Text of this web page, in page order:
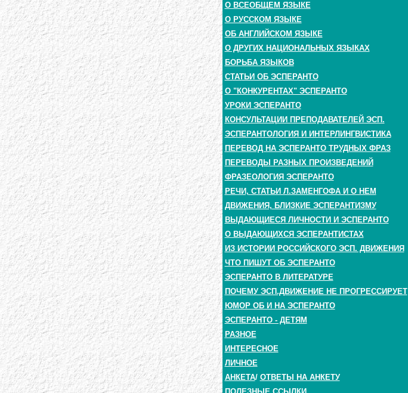
О ВСЕОБЩЕМ ЯЗЫКЕ
О РУССКОМ ЯЗЫКЕ
ОБ АНГЛИЙСКОМ ЯЗЫКЕ
О ДРУГИХ НАЦИОНАЛЬНЫХ ЯЗЫКАХ
БОРЬБА ЯЗЫКОВ
СТАТЬИ ОБ ЭСПЕРАНТО
О "КОНКУРЕНТАХ" ЭСПЕРАНТО
УРОКИ ЭСПЕРАНТО
КОНСУЛЬТАЦИИ ПРЕПОДАВАТЕЛЕЙ ЭСП.
ЭСПЕРАНТОЛОГИЯ И ИНТЕРЛИНГВИСТИКА
ПЕРЕВОД НА ЭСПЕРАНТО ТРУДНЫХ ФРАЗ
ПЕРЕВОДЫ РАЗНЫХ ПРОИЗВЕДЕНИЙ
ФРАЗЕОЛОГИЯ ЭСПЕРАНТО
РЕЧИ, СТАТЬИ Л.ЗАМЕНГОФА И О НЕМ
ДВИЖЕНИЯ, БЛИЗКИЕ ЭСПЕРАНТИЗМУ
ВЫДАЮЩИЕСЯ ЛИЧНОСТИ И ЭСПЕРАНТО
О ВЫДАЮЩИХСЯ ЭСПЕРАНТИСТАХ
ИЗ ИСТОРИИ РОССИЙСКОГО ЭСП. ДВИЖЕНИЯ
ЧТО ПИШУТ ОБ ЭСПЕРАНТО
ЭСПЕРАНТО В ЛИТЕРАТУРЕ
ПОЧЕМУ ЭСП.ДВИЖЕНИЕ НЕ ПРОГРЕССИРУЕТ
ЮМОР ОБ И НА ЭСПЕРАНТО
ЭСПЕРАНТО - ДЕТЯМ
РАЗНОЕ
ИНТЕРЕСНОЕ
ЛИЧНОЕ
АНКЕТА/ ОТВЕТЫ НА АНКЕТУ